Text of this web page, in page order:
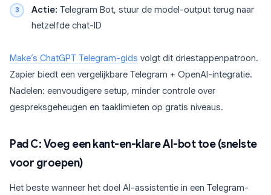
Actie: Telegram Bot, stuur de model-output terug naar
hetzelfde chat-ID
Make’s ChatGPT Telegram-gids volgt dit driestappenpatroon.
Zapier biedt een vergelijkbare Telegram + OpenAI-integratie.
Nadelen: eenvoudigere setup, minder controle over
gespreksgeheugen en taaklimieten op gratis niveaus.
Pad C: Voeg een kant-en-klare AI-bot toe (snelste
voor groepen)
Het beste wanneer het doel AI-assistentie in een Telegram-